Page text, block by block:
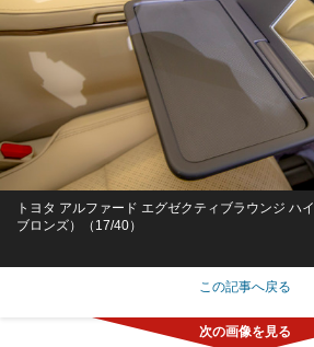
トヨタ アルファード エグゼクティブラウンジ ハ
ブロンズ）（17/40）
この記事へ戻る